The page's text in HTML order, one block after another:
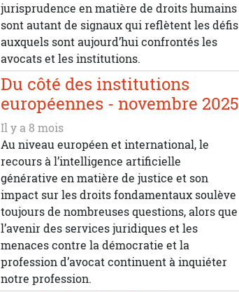
jurisprudence en matière de droits humains
sont autant de signaux qui reflètent les défis
auxquels sont aujourd’hui confrontés les
avocats et les institutions.
Du côté des institutions
européennes - novembre 2025
Il y a 8 mois
Au niveau européen et international, le
recours à l’intelligence artificielle
générative en matière de justice et son
impact sur les droits fondamentaux soulève
toujours de nombreuses questions, alors que
l’avenir des services juridiques et les
menaces contre la démocratie et la
profession d’avocat continuent à inquiéter
notre profession.